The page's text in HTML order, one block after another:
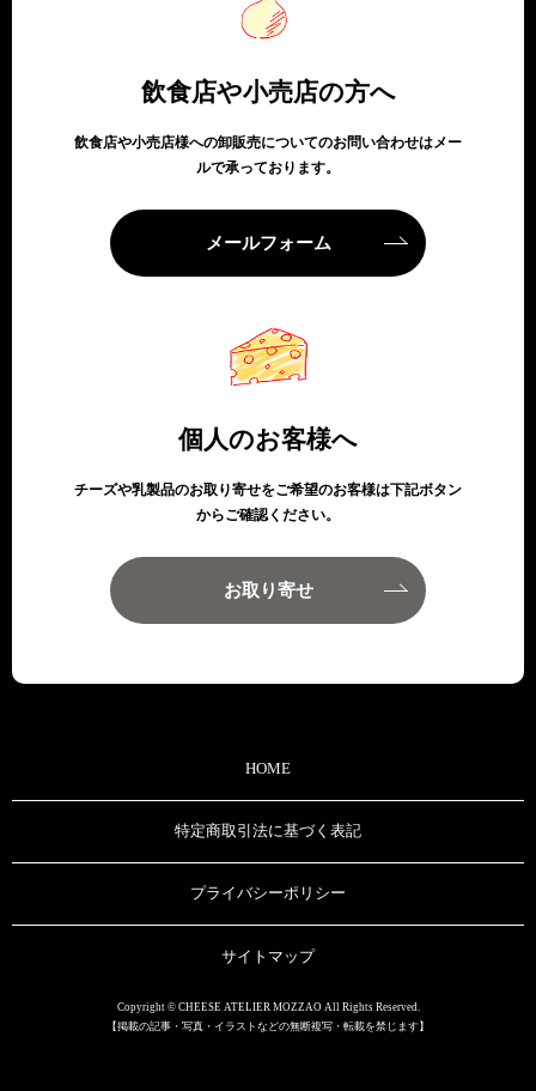
飲食店や小売店の方へ
飲食店や小売店様への卸販売についてのお問い合わせはメー
ルで承っております。
メールフォーム
個人のお客様へ
チーズや乳製品のお取り寄せをご希望のお客様は下記ボタン
からご確認ください。
お取り寄せ
HOME
特定商取引法に基づく表記
プライバシーポリシー
サイトマップ
Copyright © CHEESE ATELIER MOZZAO All Rights Reserved.
【掲載の記事・写真・イラストなどの無断複写・転載を禁じます】